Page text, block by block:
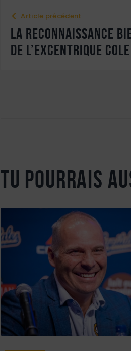
Article précédent
La reconnaissance
de l’excentrique
Tu pourrais